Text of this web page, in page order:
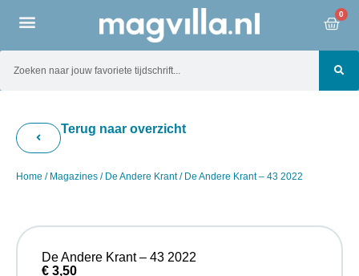
0
Terug naar overzicht
Home / Magazines / De Andere Krant/ De Andere Krant – 43 2022
De Andere Krant – 43 2022
€ 3,50